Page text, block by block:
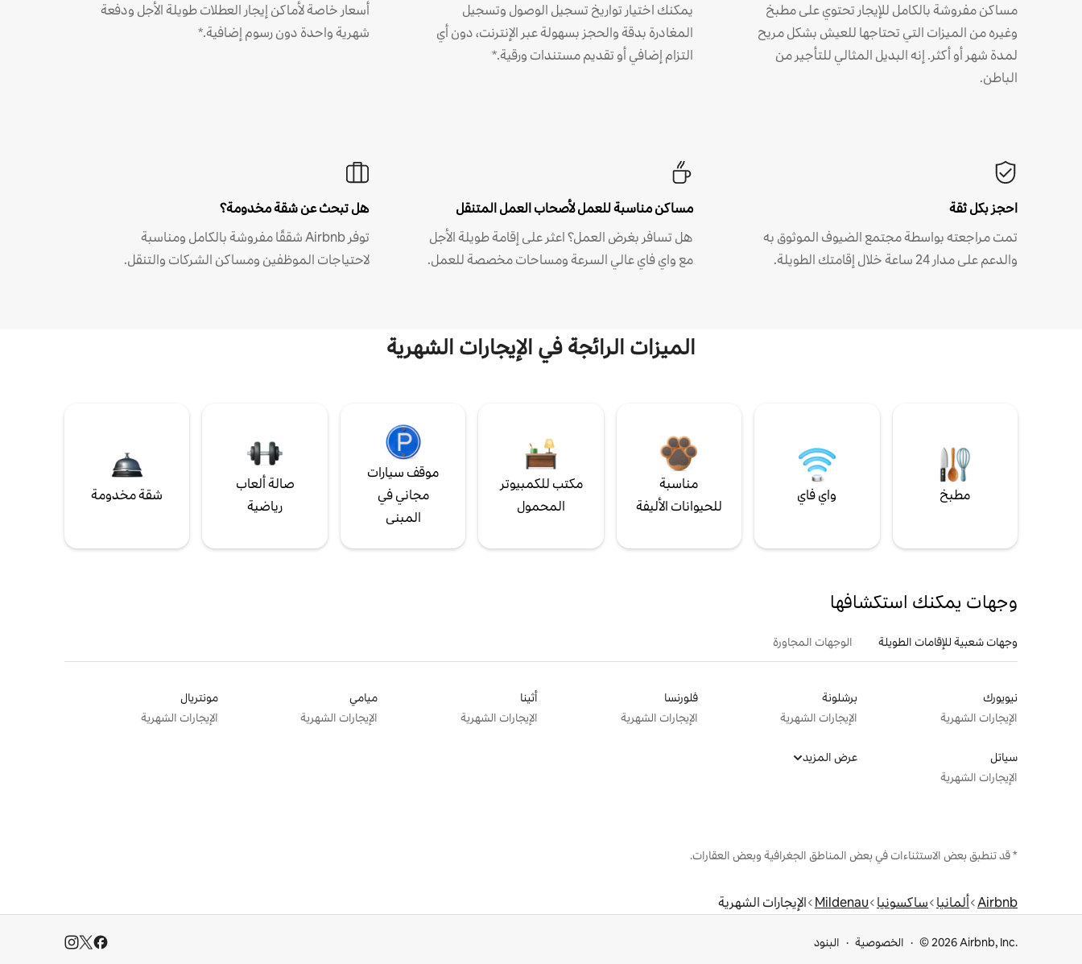
مساكن مفروشة بالكامل للإيجار تحتوي على مطبخ
وغيره من الميزات التي تحتاجها للعيش بشكل مريح
لمدة شهر أو أكثر. إنه البديل المثالي للتأجير من
الباطن.
يمكنك اختيار تواريخ تسجيل الوصول وتسجيل
المغادرة بدقة والحجز بسهولة عبر الإنترنت، دون أي
التزام إضافي أو تقديم مستندات ورقية.*
أسعار خاصة لأماكن إيجار العطلات طويلة الأجل ودفعة
شهرية واحدة دون رسوم إضافية.*
احجز بكل ثقة
تمت مراجعته بواسطة مجتمع الضيوف الموثوق به
والدعم على مدار 24 ساعة خلال إقامتك الطويلة.
مساكن مناسبة للعمل لأصحاب العمل المتنقل
هل تسافر بغرض العمل؟ اعثر على إقامة طويلة الأجل
مع واي فاي عالي السرعة ومساحات مخصصة للعمل.
هل تبحث عن شقة مخدومة؟
توفر Airbnb شققًا مفروشة بالكامل ومناسبة
لاحتياجات الموظفين ومساكن الشركات والتنقل.
الميزات الرائجة في الإيجارات الشهرية
مطبخ واي فاي
مناسبة
للحيوانات الأليفة
مكتب للكمبيوتر
المحمول
موقف سيارات
مجاني في
المبنى
صالة ألعاب
رياضية
شقة مخدومة
وجهات يمكنك استكشافها
وجهات شعبية للإقامات الطويلة الوجهات المجاورة
نيويورك
الإيجارات الشهرية
برشلونة
الإيجارات الشهرية
فلورنسا
الإيجارات الشهرية
أثينا
الإيجارات الشهرية
ميامي
الإيجارات الشهرية
مونتريال
الإيجارات الشهرية
سياتل
الإيجارات الشهرية
عرض المزيد
* قد تنطبق بعض الاستثناءات في بعض المناطق الجغرافية وبعض العقارات.
Airbnb ألمانيا ساكسونيا Mildenau الإيجارات الشهرية
© 2026 Airbnb, Inc. الخصوصية البنود